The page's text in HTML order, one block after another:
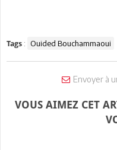
Tags : Ouided Bouchammaoui
Envoyer à
VOUS AIMEZ CET